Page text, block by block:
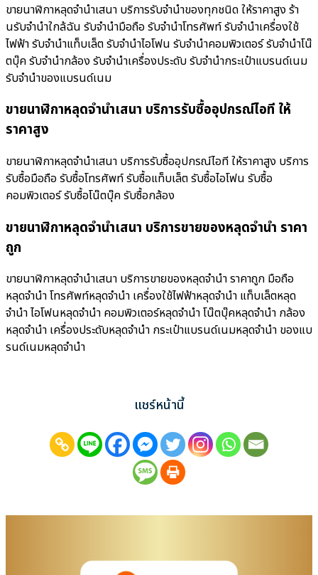
ขายนาฬิกาหลุดจำนำเสนา บริการรับจำนำของทุกชนิด ให้ราคาสูง ร้า
นรับจํานําใกล้ฉัน รับจำนำมือถือ รับจำนำโทรศัพท์ รับจำนำเครื่องใช้
ไฟฟ้า รับจำนำแท็บเล็ต รับจำนำไอโฟน รับจำนำคอมพิวเตอร์ รับจำนำโน๊
ตบุ๊ค รับจำนำกล้อง รับจำนำเครื่องประดับ รับจำนำกระเป๋าแบรนด์เนม
รับจำนำของแบรนด์เนม
ขายนาฬิกาหลุดจำนำเสนา บริการรับซื้ออุปกรณ์ไอที ให้
ราคาสูง
ขายนาฬิกาหลุดจำนำเสนา บริการรับซื้ออุปกรณ์ไอที ให้ราคาสูง บริการ
รับซื้อมือถือ รับซื้อโทรศัพท์ รับซื้อแท็บเล็ต รับซื้อไอโฟน รับซื้อ
คอมพิวเตอร์ รับซื้อโน๊ตบุ๊ค รับซื้อกล้อง
ขายนาฬิกาหลุดจำนำเสนา บริการขายของหลุดจำนำ ราคา
ถูก
ขายนาฬิกาหลุดจำนำเสนา บริการขายของหลุดจำนำ ราคาถูก มือถือ
หลุดจำนำ โทรศัพท์หลุดจำนำ เครื่องใช้ไฟฟ้าหลุดจำนำ แท็บเล็ตหลุด
จำนำ ไอโฟนหลุดจำนำ คอมพิวเตอร์หลุดจำนำ โน๊ตบุ๊คหลุดจำนำ กล้อง
หลุดจำนำ เครื่องประดับหลุดจำนำ กระเป๋าแบรนด์เนมหลุดจำนำ ของแบ
รนด์เนมหลุดจำนำ
แชร์หน้านี้